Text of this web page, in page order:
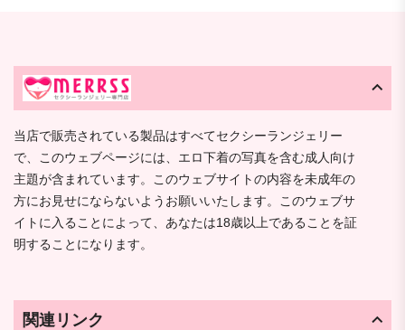
当店で販売されている製品はすべてセクシーランジェリー
で、このウェブページには、エロ下着の写真を含む成人向け
主題が含まれています。このウェブサイトの内容を未成年の
方にお見せにならないようお願いいたします。このウェブサ
イトに入ることによって、あなたは18歳以上であることを証
明することになります。
関連リンク